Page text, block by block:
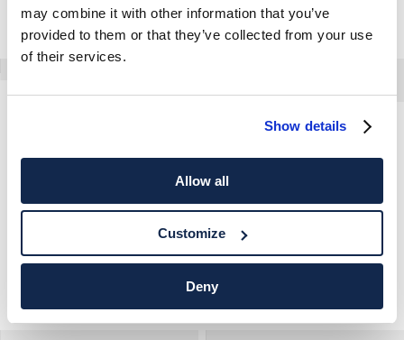
may combine it with other information that you’ve
provided to them or that they’ve collected from your use
of their services.
Show details
Allow all
Customize
Deny
Maglione Girocollo In Cotone